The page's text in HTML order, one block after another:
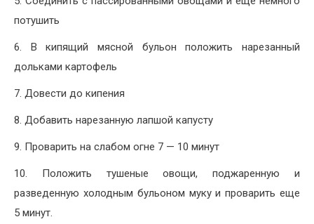
потушить
6. В кипящий мясной бульон положить нарезанный
дольками картофель
7. Довести до кипения
8. Добавить нарезанную лапшой капусту
9. Проварить на слабом огне 7 — 10 минут
10. Положить тушеные овощи, поджаренную и
разведенную холодным бульоном муку и проварить еще
5 минут.